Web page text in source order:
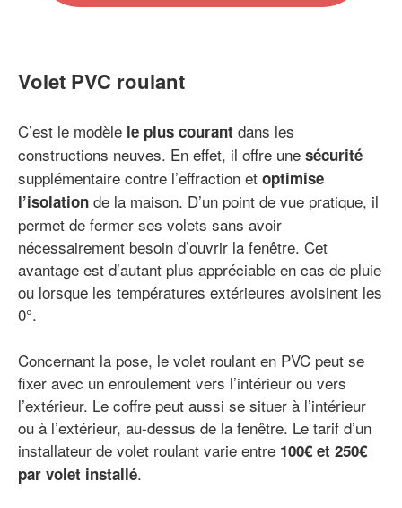
Volet PVC roulant
C’est le modèle le plus courant dans les
constructions neuves. En effet, il offre une sécurité
supplémentaire contre l’effraction et optimise
l’isolation de la maison. D’un point de vue pratique, il
permet de fermer ses volets sans avoir
nécessairement besoin d’ouvrir la fenêtre. Cet
avantage est d’autant plus appréciable en cas de pluie
ou lorsque les températures extérieures avoisinent les
0°.
Concernant la pose, le volet roulant en PVC peut se
fixer avec un enroulement vers l’intérieur ou vers
l’extérieur. Le coffre peut aussi se situer à l’intérieur
ou à l’extérieur, au-dessus de la fenêtre. Le tarif d’un
installateur de volet roulant varie entre 100€ et 250€
par volet installé.